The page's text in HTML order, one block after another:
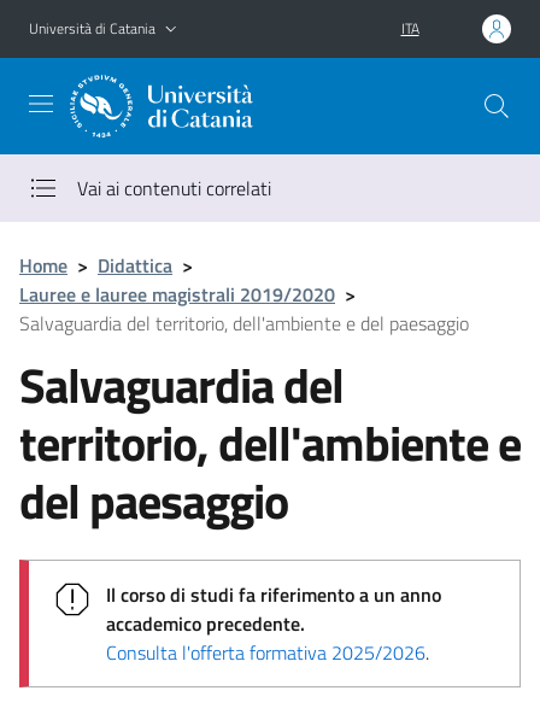
Vai al contenuto principale
Vai al menu di navigazione
Università di Catania ITA
Vai ai contenuti correlati
Home > Didattica >
Lauree e lauree magistrali 2019/2020 >
Salvaguardia del territorio, dell'ambiente e del paesaggio
Salvaguardia del
territorio, dell'ambiente e
del paesaggio
Il corso di studi fa riferimento a un anno
accademico precedente.
Consulta l'offerta formativa 2025/2026.